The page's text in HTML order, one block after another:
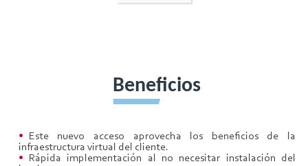
Beneficios
Este nuevo acceso aprovecha los beneficios de la
infraestructura virtual del cliente.
Rápida implementación al no necesitar instalación del